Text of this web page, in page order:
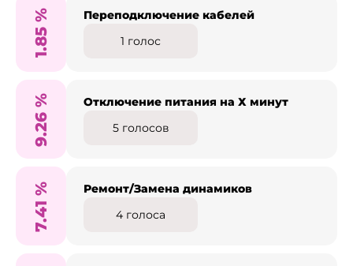
1.85
%
Переподключение кабелей
1 голос
9.26
%
Отключение питания на Х минут
5голосов
7.41
%
Ремонт/Замена динамиков
4 голоса